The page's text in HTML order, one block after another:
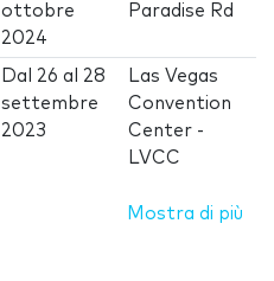
ottobre
2024
Paradise Rd
Dal 26 al 28
settembre
2023
Las Vegas
Convention
Center -
LVCC
Mostra di più